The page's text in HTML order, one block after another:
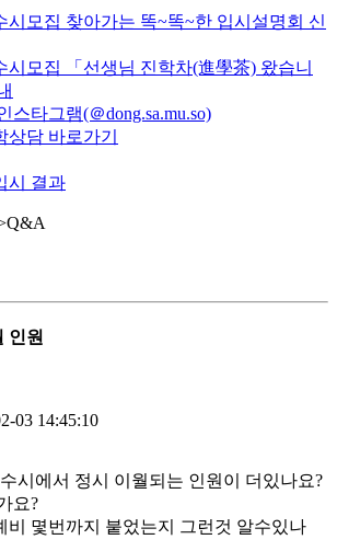
시모집 찾아가는 똑~똑~한 입시설명회 신
시모집 「선생님 진학차(進學茶) 왔습니
스타그램(＠dong.sa.mu.so)
상담 바로가기
시 결과
Q&A
인원
03 14:45:10
시에서 정시 이월되는 인원이 더있나요?
요?
비 몇번까지 붙었는지 그런것 알수있나